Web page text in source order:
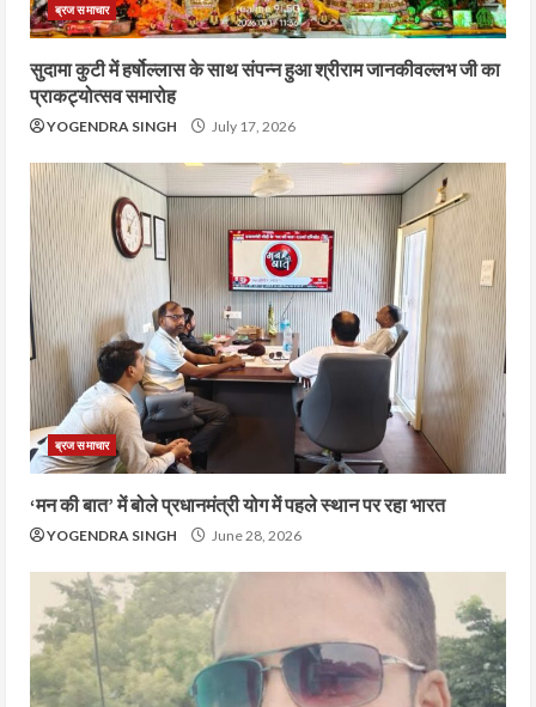
ब्रज समाचार
सुदामा कुटी में हर्षोल्लास के साथ संपन्न हुआ श्रीराम जानकीवल्लभ जी का
प्राकट्योत्सव समारोह
YOGENDRA SINGH July 17, 2026
ब्रज समाचार
‘मन की बात’ में बोले प्रधानमंत्री योग में पहले स्थान पर रहा भारत
YOGENDRA SINGH June 28, 2026